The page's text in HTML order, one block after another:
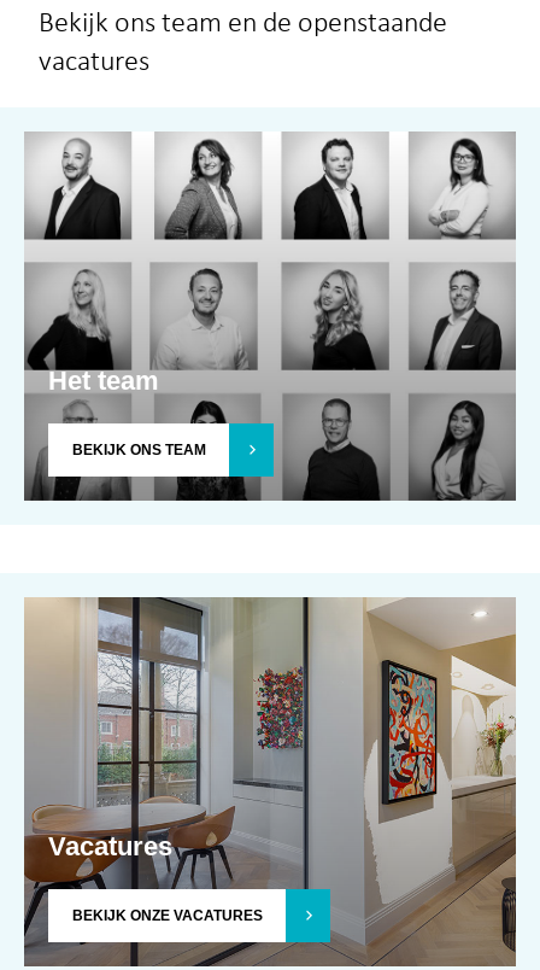
Bekijk ons team en de openstaande
vacatures
Het team
BEKIJK ONS TEAM
Vacatures
BEKIJK ONZE VACATURES